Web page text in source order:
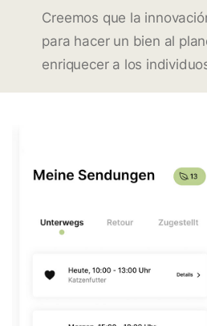
Creemos que la
para hacer un bien al
enriquecer a los